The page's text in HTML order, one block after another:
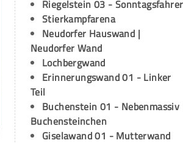
Riegelstein 03 - Sonntagsfahrer
Stierkampfarena
Neudorfer Hauswand |
Neudorfer Wand
Lochbergwand
Erinnerungswand 01 - Linker
Teil
Buchenstein 01 - Nebenmassiv
Buchensteinchen
Giselawand 01 - Mutterwand